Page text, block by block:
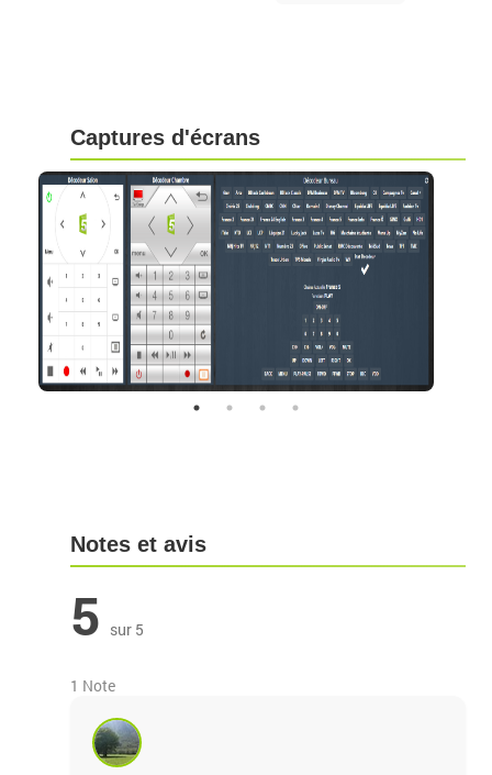
Captures d'écrans
Notes et avis
5 sur 5
1 Note